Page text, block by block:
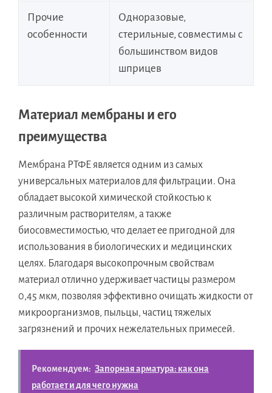
Прочие
особенности
Одноразовые,
стерильные, совместимы с
большинством видов
шприцев
Материал мембраны и его
преимущества
Мембрана РТФЕ является одним из самых
универсальных материалов для фильтрации. Она
обладает высокой химической стойкостью к
различным растворителям, а также
биосовместимостью, что делает ее пригодной для
использования в биологических и медицинских
целях. Благодаря высокопрочным свойствам
материал отлично удерживает частицы размером
0,45 мкм, позволяя эффективно очищать жидкости от
микроорганизмов, пыльцы, частиц тяжелых
загрязнений и прочих нежелательных примесей.
Рекомендуем: Запорная арматура: как она
работает и для чего нужна